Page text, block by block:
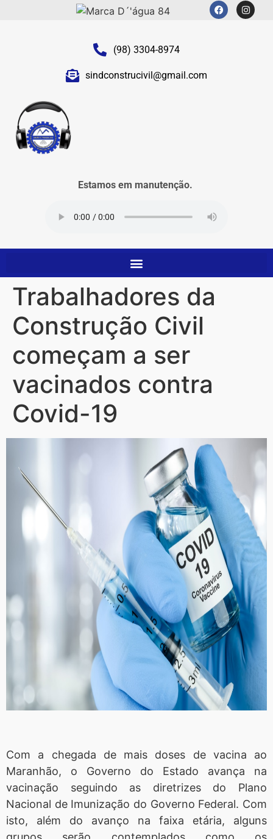
(98) 3304-8974
sindconstrucivil@gmail.com
Estamos em manutenção.
Trabalhadores da
Construção Civil
começam a ser
vacinados contra
Covid-19
Com a chegada de mais doses de vacina ao
Maranhão, o Governo do Estado avança na
vacinação seguindo as diretrizes do Plano
Nacional de Imunização do Governo Federal. Com
isto, além do avanço na faixa etária, alguns